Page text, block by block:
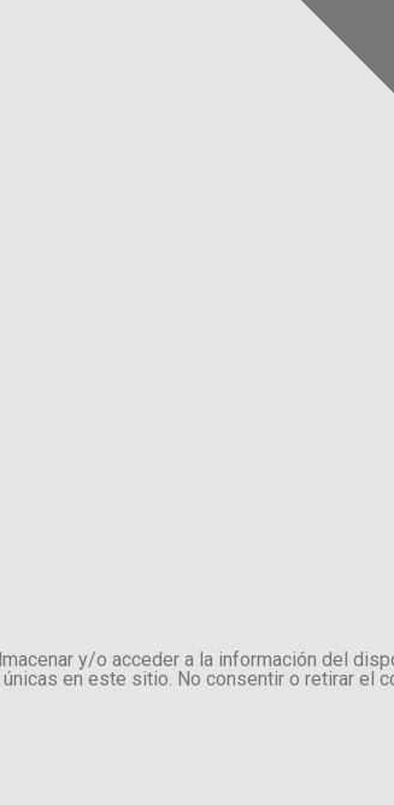
y/o acceder a la información del
en este sitio. No consentir o retirar el